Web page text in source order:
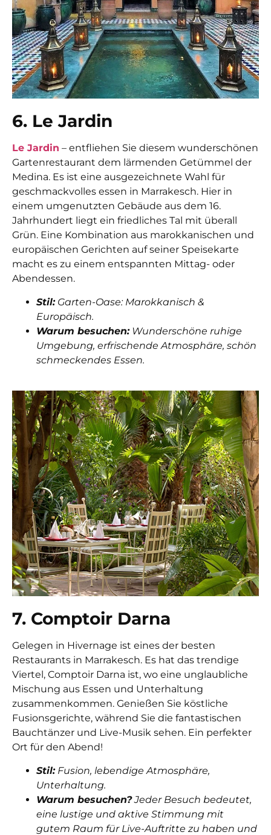
6. Le Jardin
Le Jardin – entfliehen Sie diesem wunderschönen
Gartenrestaurant dem lärmenden Getümmel der
Medina. Es ist eine ausgezeichnete Wahl für
geschmackvolles essen in Marrakesch. Hier in
einem umgenutzten Gebäude aus dem 16.
Jahrhundert liegt ein friedliches Tal mit überall
Grün. Eine Kombination aus marokkanischen und
europäischen Gerichten auf seiner Speisekarte
macht es zu einem entspannten Mittag- oder
Abendessen.
Stil:Garten-Oase: Marokkanisch &
Europäisch.
Warum besuchen:Wunderschöne ruhige
Umgebung, erfrischende Atmosphäre, schön
schmeckendes Essen.
7. Comptoir Darna
Gelegen in Hivernage ist eines der besten
Restaurants in Marrakesch. Es hat das trendige
Viertel, Comptoir Darna ist, wo eine unglaubliche
Mischung aus Essen und Unterhaltung
zusammenkommen. Genießen Sie köstliche
Fusionsgerichte, während Sie die fantastischen
Bauchtänzer und Live-Musik sehen. Ein perfekter
Ort für den Abend!
Stil:Fusion, lebendige Atmosphäre,
Unterhaltung.
Warum besuchen?Jeder Besuch bedeutet,
eine lustige und aktive Stimmung mit
gutem Raum für Live-Auftritte zu haben und